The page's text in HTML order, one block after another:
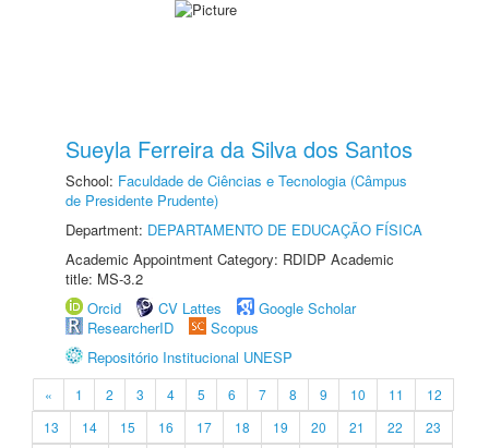
Sueyla Ferreira da Silva dos Santos
School: Faculdade de Ciências e Tecnologia (Câmpus
de Presidente Prudente)
Department: DEPARTAMENTO DE EDUCAÇÃO FÍSICA
Academic Appointment Category: RDIDP Academic
title: MS-3.2
Orcid
CV Lattes
Google Scholar
ResearcherID
Scopus
Repositório Institucional UNESP
« 1 2 3 4 5 6 7 8 9 10 11
12
13
14 15 16 17 18 19 20 21 22
23